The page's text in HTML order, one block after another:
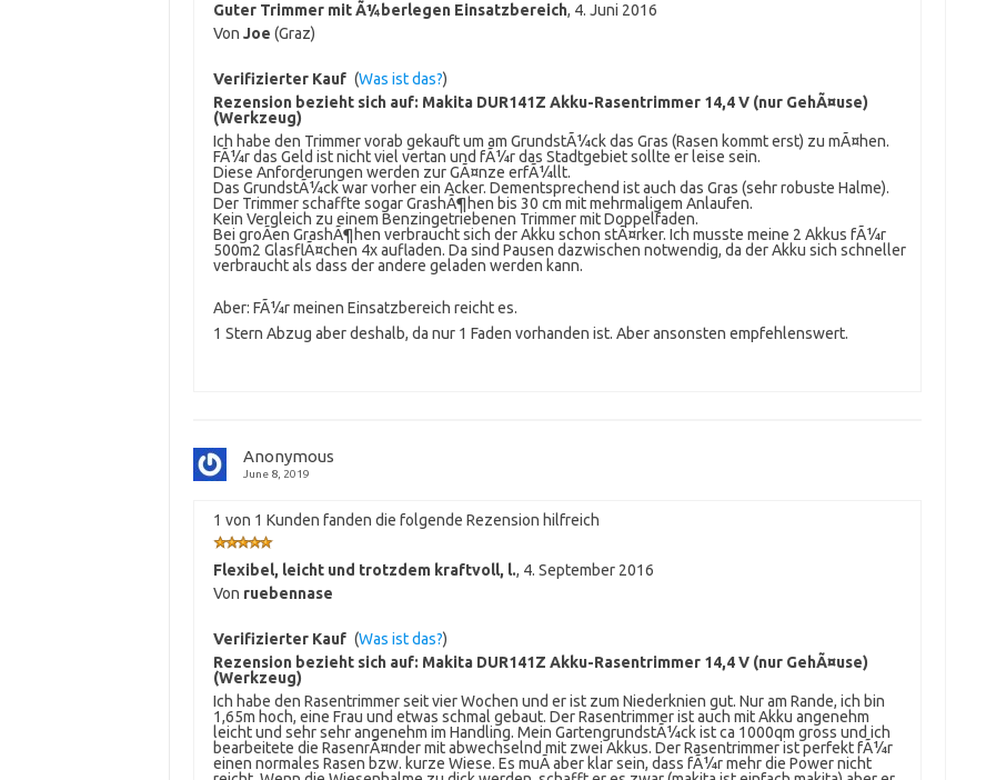
Guter Trimmer mit Ã¼berlegen Einsatzbereich, 4. Juni 2016
Von Joe (Graz)
Verifizierter Kauf (Was ist das?)
Rezension bezieht sich auf: Makita DUR141Z Akku-Rasentrimmer 14,4 V (nur GehÃ¤use)
(Werkzeug)
Ich habe den Trimmer vorab gekauft um am GrundstÃ¼ck das Gras (Rasen kommt erst) zu mÃ¤hen.
FÃ¼r das Geld ist nicht viel vertan und fÃ¼r das Stadtgebiet sollte er leise sein.
Diese Anforderungen werden zur GÃ¤nze erfÃ¼llt.
Das GrundstÃ¼ck war vorher ein Acker. Dementsprechend ist auch das Gras (sehr robuste Halme).
Der Trimmer schaffte sogar GrashÃ¶hen bis 30 cm mit mehrmaligem Anlaufen.
Kein Vergleich zu einem Benzingetriebenen Trimmer mit Doppelfaden.
Bei groÃen GrashÃ¶hen verbraucht sich der Akku schon stÃ¤rker. Ich musste meine 2 Akkus fÃ¼r
500m2 GlasflÃ¤chen 4x aufladen. Da sind Pausen dazwischen notwendig, da der Akku sich schneller
verbraucht als dass der andere geladen werden kann.
Aber: FÃ¼r meinen Einsatzbereich reicht es.
1 Stern Abzug aber deshalb, da nur 1 Faden vorhanden ist. Aber ansonsten empfehlenswert.
Anonymous
June 8, 2019
1 von 1 Kunden fanden die folgende Rezension hilfreich
Flexibel, leicht und trotzdem kraftvoll, l., 4. September 2016
Von ruebennase
Verifizierter Kauf (Was ist das?)
Rezension bezieht sich auf: Makita DUR141Z Akku-Rasentrimmer 14,4 V (nur GehÃ¤use)
(Werkzeug)
Ich habe den Rasentrimmer seit vier Wochen und er ist zum Niederknien gut. Nur am Rande, ich bin
1,65m hoch, eine Frau und etwas schmal gebaut. Der Rasentrimmer ist auch mit Akku angenehm
leicht und sehr sehr angenehm im Handling. Mein GartengrundstÃ¼ck ist ca 1000qm gross und ich
bearbeitete die RasenrÃ¤nder mit abwechselnd mit zwei Akkus. Der Rasentrimmer ist perfekt fÃ¼r
einen normales Rasen bzw. kurze Wiese. Es muÃ aber klar sein, dass fÃ¼r mehr die Power nicht